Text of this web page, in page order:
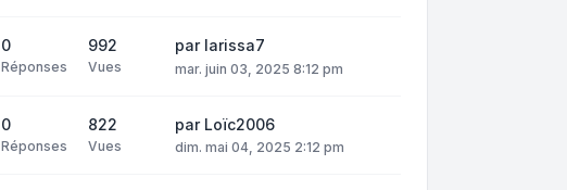
0
Réponses
992
Vues
par larissa7
mar. juin 03, 2025 8:12 pm
0
Réponses
822
Vues
par Loïc2006
dim. mai 04, 2025 2:12 pm